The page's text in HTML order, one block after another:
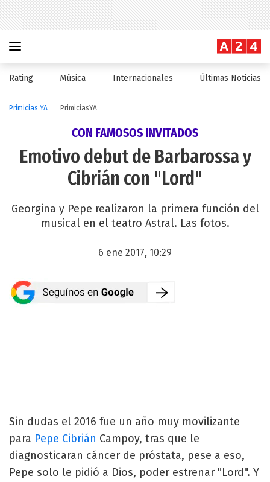
Rating Música Internacionales Últimas Noticias
Primicias YA PrimiciasYA
CON FAMOSOS INVITADOS
Emotivo debut de Barbarossa y
Cibrián con "Lord"
Georgina y Pepe realizaron la primera función del
musical en el teatro Astral. Las fotos.
6 ene 2017, 10:29
Sin dudas el 2016 fue un año muy movilizante
para Pepe Cibrián Campoy, tras que le
diagnosticaran cáncer de próstata, pese a eso,
Pepe solo le pidió a Dios, poder estrenar "Lord". Y